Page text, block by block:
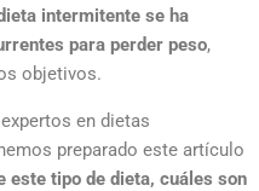
intermitente se ha
para perder peso,
objetivos.
en dietas
preparado este artículo
este tipo de dieta, cuáles son